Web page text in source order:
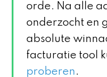
orde. Na alle
onderzocht en
absolute
facturatie tool
proberen .